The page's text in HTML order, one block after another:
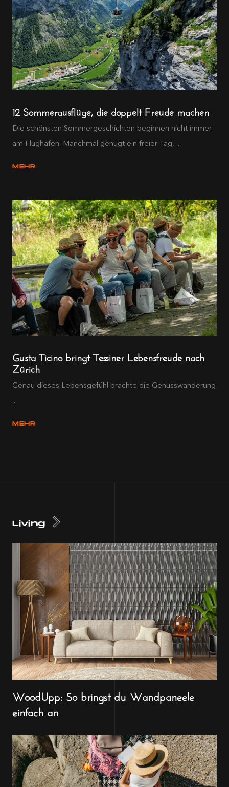
12 Sommerausflüge, die doppelt Freude machen
Die schönsten Sommergeschichten beginnen nicht immer
am Flughafen. Manchmal genügt ein freier Tag, ...
MEHR
Gusta Ticino bringt Tessiner Lebensfreude nach
Zürich
Genau dieses Lebensgefühl brachte die Genusswanderung
...
MEHR
Living
WoodUpp: So bringst du Wandpaneele
einfach an